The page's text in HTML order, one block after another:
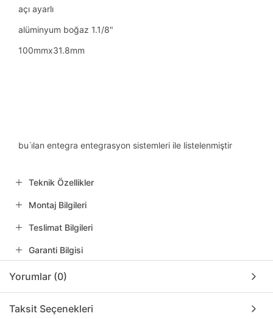
açı ayarlı
alüminyum boğaz 1.1/8"
100mmx31.8mm
bu i̇lan entegra entegrasyon sistemleri ile listelenmiştir
Teknik Özellikler
Montaj Bilgileri
Teslimat Bilgileri
Garanti Bilgisi
Yorumlar (0)
Taksit Seçenekleri